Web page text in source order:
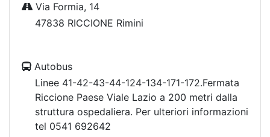
Via Formia, 14
47838 RICCIONE Rimini
Autobus
Linee 41-42-43-44-124-134-171-172.Fermata
Riccione Paese Viale Lazio a 200 metri dalla
struttura ospedaliera. Per ulteriori informazioni
tel 0541 692642